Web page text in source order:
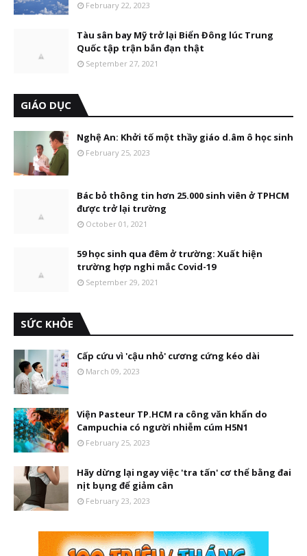
February 22, 2023
Tàu sân bay Mỹ trở lại Biển Đông lúc Trung
Quốc tập trận bắn đạn thật
September 27, 2021
GIÁO DỤC
Nghệ An: Khởi tố một thầy giáo d.âm ô học sinh
February 25, 2023
Bác bỏ thông tin hơn 25.000 sinh viên ở TPHCM
được trở lại trường
October 01, 2021
59 học sinh qua đêm ở trường: Xuất hiện
trường hợp nghi mắc Covid-19
September 29, 2021
SỨC KHỎE
Cấp cứu vì 'cậu nhỏ' cương cứng kéo dài
March 09, 2023
Viện Pasteur TP.HCM ra công văn khẩn do
Campuchia có người nhiễm cúm H5N1
February 25, 2023
Hãy dừng lại ngay việc 'tra tấn' cơ thể bằng đai
nịt bụng để giảm cân
February 23, 2023